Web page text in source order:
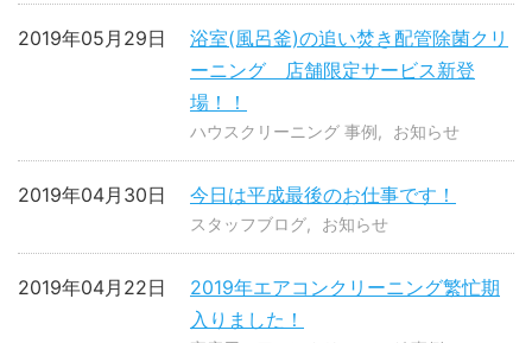
浴室(風呂釜)の追い焚き配管除菌クリ
ーニング 店舗限定サービス新登
場！！
2019年05月29日
ハウスクリーニング 事例 お知らせ
今日は平成最後のお仕事です！
2019年04月30日
スタッフブログ お知らせ
2019年エアコンクリーニング繁忙期
入りました！
2019年04月22日